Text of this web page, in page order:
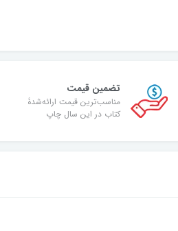
تضمین قیمت
مناسب‌ترین قیمت ارائه‌شدۀ
کتاب در این سال چاپ